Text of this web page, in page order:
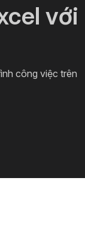
với
công việc trên